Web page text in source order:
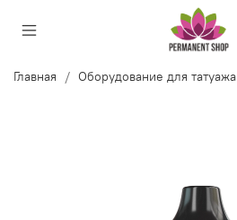
Главная Оборудование для татуажа